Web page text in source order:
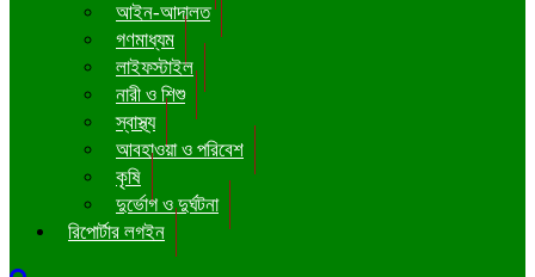
আইন-আদালত
গণমাধ্যম
লাইফস্টাইল
নারী ও শিশু
স্বাস্থ্য
আবহাওয়া ও পরিবেশ
কৃষি
দুর্ভোগ ও দুর্ঘটনা
রিপোর্টার লগইন